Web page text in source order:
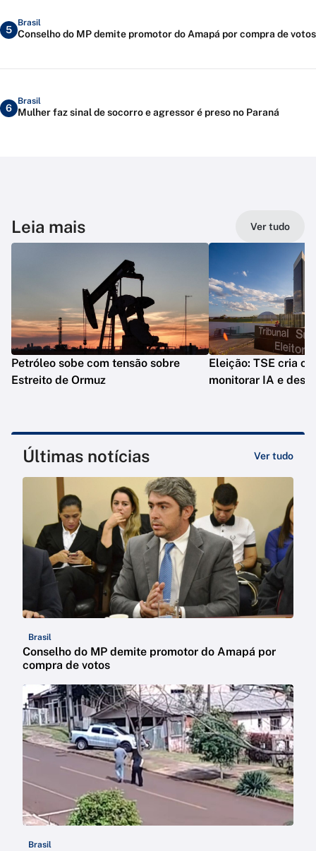
5
Brasil
Conselho do MP demite promotor do Amapá por compra de votos
6
Brasil
Mulher faz sinal de socorro e agressor é preso no Paraná
Leia mais Ver tudo
Petróleo sobe com tensão sobre
Estreito de Ormuz
Eleição: TSE cria
monitorar IA e
Últimas notícias Ver tudo
Brasil
Conselho do MP demite promotor do Amapá por
compra de votos
Brasil